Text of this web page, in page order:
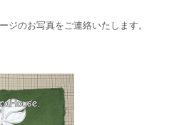
ジのお写真をご連絡いたします。